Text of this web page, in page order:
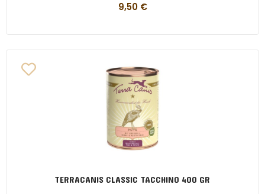
9,50 €
TERRACANIS CLASSIC TACCHINO 400 GR